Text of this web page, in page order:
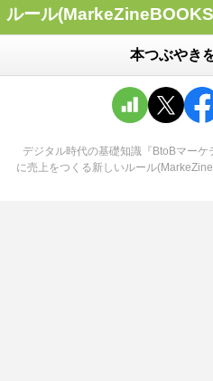
ルール
本つぶやき
デジタル時代の基礎知識『BtoBマー
に売上をつくる新しいルール